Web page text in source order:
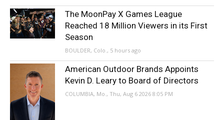
The MoonPay X Games League
Reached 18 Million Viewers in its First
Season
BOULDER, Colo., 5 hours ago
American Outdoor Brands Appoints
Kevin D. Leary to Board of Directors
COLUMBIA, Mo., Thu, Aug 6 2026 8:05 PM